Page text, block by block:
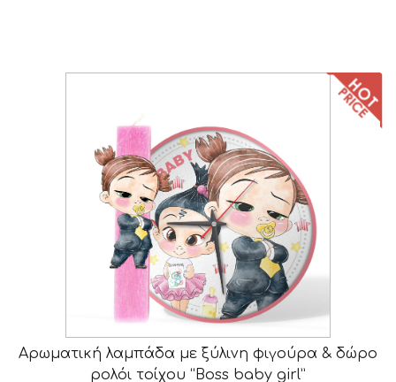
Αρωματική λαμπάδα με ξύλινη φιγούρα & δώρο
ρολόι τοίχου “Boss baby girl”